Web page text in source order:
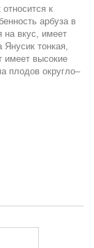
относится к
арбуза в
на вкус, имеет
тонкая,
имеет высокие
плодов округло–